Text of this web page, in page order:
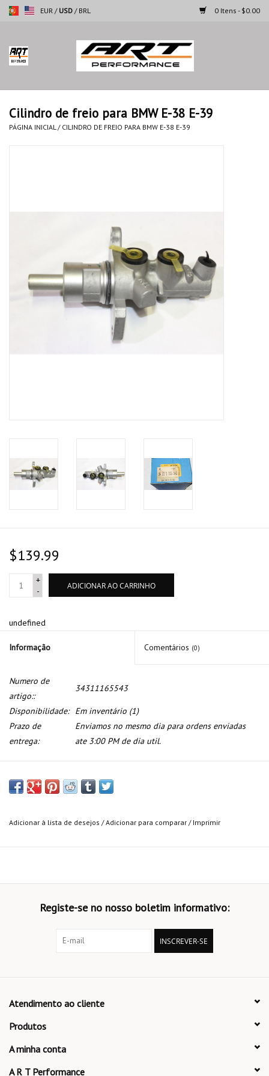
EUR / USD / BRL 0 Itens - $0.00
Página inicial
Motocicletas
Automoveis
Cilindro de freio para BMW E-38 E-39
PÁGINA INICIAL / CILINDRO DE FREIO PARA BMW E-38 E-39
$139.99
+
-
ADICIONAR AO CARRINHO
undefined
Informação Comentários (0)
Numero de
artigo::
34311165543
Disponibilidade: Em inventário (1)
Prazo de
entrega:
Enviamos no mesmo dia para ordens enviadas
ate 3:00 PM de dia util.
Adicionar à lista de desejos /Adicionar para comparar / Imprimir
Registe-se no nosso boletim informativo:
INSCREVER-SE
Atendimento ao cliente
Produtos
A minha conta
A R T Performance